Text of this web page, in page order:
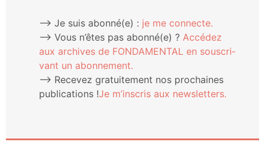
⟶ Je suis abonné(e) : je me connecte.
⟶ Vous n’êtes pas abonné(e) ? Accé­dez
aux archives de FONDAMENTAL en sous­cri­
vant un abonnement.
⟶ Rece­vez gra­tui­te­ment nos pro­chaines
publi­ca­tions !Je m’ins­cris aux newsletters.